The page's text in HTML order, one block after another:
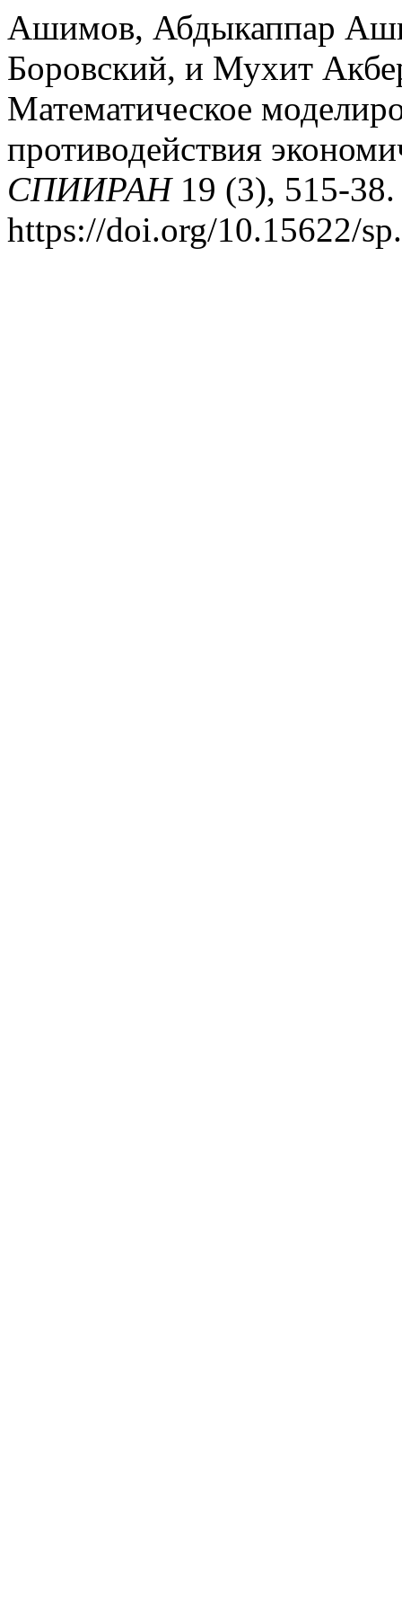
Ашимов, Абдыкаппар
Боровский, и Мухит
Математическое
противодействия
СПИИРАН19 (3), 515-38.
https://doi.org/10.15622/